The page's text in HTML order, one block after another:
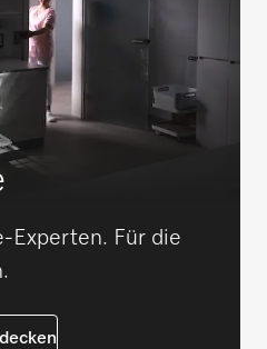
Experten. Für die